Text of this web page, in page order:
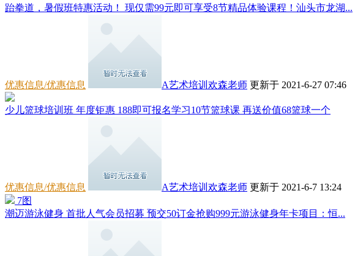
跆拳道，暑假班特惠活动！ 现仅需99元即可享受8节精品体验课程！汕头市龙湖...
优惠信息/优惠信息 A艺术培训欢森老师 更新于 2021-6-27 07:46
少儿篮球培训班 年度钜惠 188即可报名学习10节篮球课 再送价值68篮球一个
优惠信息/优惠信息 A艺术培训欢森老师 更新于 2021-6-7 13:24
7图
潮迈游泳健身 首批人气会员招募 预交50订金抢购999元游泳健身年卡项目：恒...